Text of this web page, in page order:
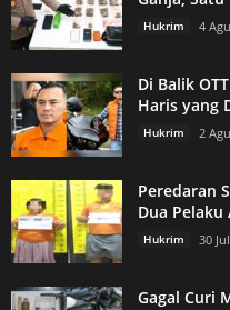
Hukrim 4
Di Balik
Haris yang
Hukrim 2
Peredaran
Dua
Hukrim 30
Gagal Curi